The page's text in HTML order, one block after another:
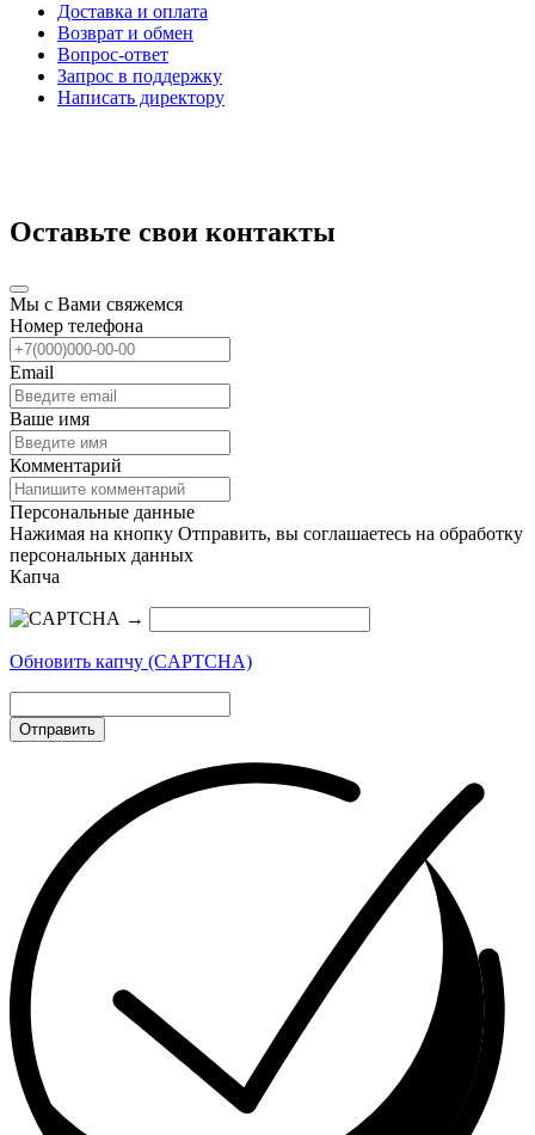
Доставка и оплата
Возврат и обмен
Вопрос-ответ
Запрос в поддержку
Написать директору
Оставьте свои контакты
Мы с Вами свяжемся
Номер телефона
Email
Ваше имя
Комментарий
Персональные данные
Нажимая на кнопку Отправить, вы соглашаетесь на обработку
персональных данных
Капча
→
Обновить капчу (CAPTCHA)
Отправить